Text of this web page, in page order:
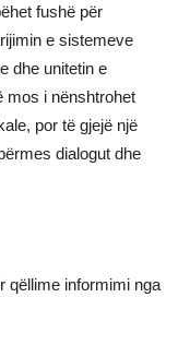
fushë për
e sistemeve
dhe unitetin e
mos i nënshtrohet
por të gjejë një
dialogut dhe
qëllime informimi nga